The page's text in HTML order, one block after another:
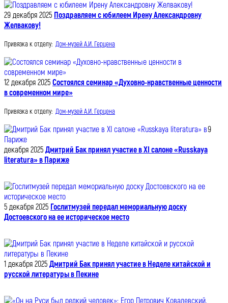
29 декабря 2025 Поздравляем с юбилеем Ирену Александровну
Желвакову!
Привязка к отделу: Дом-музей А.И. Герцена
12 декабря 2025 Состоялся семинар «Духовно-нравственные ценности
в современном мире»
Привязка к отделу: Дом-музей А.И. Герцена
9
декабря 2025 Дмитрий Бак принял участие в XI салоне «Russkaya
literatura» в Париже
5 декабря 2025 Гослитмузей передал мемориальную доску
Достоевского на ее историческое место
1 декабря 2025 Дмитрий Бак принял участие в Неделе китайской и
русской литературы в Пекине